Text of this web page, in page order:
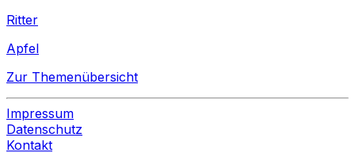
Ritter
Apfel
Zur Themenübersicht
Impressum
Datenschutz
Kontakt